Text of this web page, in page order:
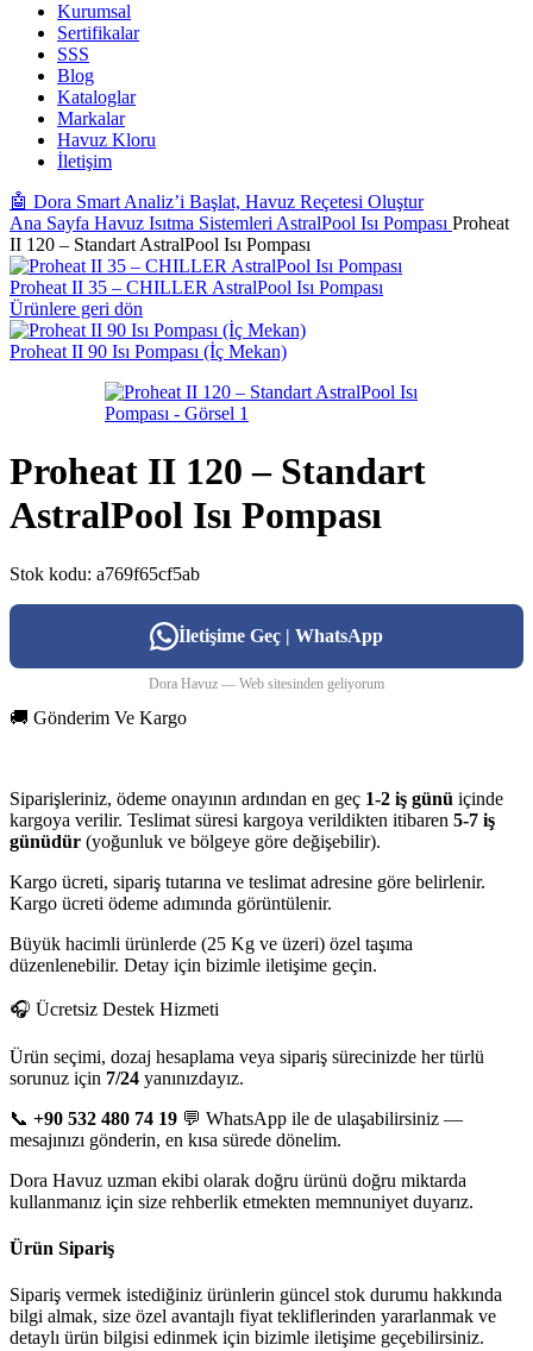
Kurumsal
Sertifikalar
SSS
Blog
Kataloglar
Markalar
Havuz Kloru
İletişim
🤖 Dora Smart Analiz’i Başlat, Havuz Reçetesi Oluştur
Ana Sayfa Havuz Isıtma Sistemleri AstralPool Isı Pompası Proheat
II 120 – Standart AstralPool Isı Pompası
Proheat II 35 – CHILLER AstralPool Isı Pompası
Ürünlere geri dön
Proheat II 90 Isı Pompası (İç Mekan)
Proheat II 120 – Standart
AstralPool Isı Pompası
Stok kodu: a769f65cf5ab
İletişime Geç | WhatsApp
Dora Havuz — Web sitesinden geliyorum
🚚 Gönderim Ve Kargo
Siparişleriniz, ödeme onayının ardından en geç 1-2 iş günü içinde
kargoya verilir. Teslimat süresi kargoya verildikten itibaren 5-7 iş
günüdür (yoğunluk ve bölgeye göre değişebilir).
Kargo ücreti, sipariş tutarına ve teslimat adresine göre belirlenir.
Kargo ücreti ödeme adımında görüntülenir.
Büyük hacimli ürünlerde (25 Kg ve üzeri) özel taşıma
düzenlenebilir. Detay için bizimle iletişime geçin.
🎧 Ücretsiz Destek Hizmeti
Ürün seçimi, dozaj hesaplama veya sipariş sürecinizde her türlü
sorunuz için 7/24 yanınızdayız.
📞 +90 532 480 74 19 💬 WhatsApp ile de ulaşabilirsiniz —
mesajınızı gönderin, en kısa sürede dönelim.
Dora Havuz uzman ekibi olarak doğru ürünü doğru miktarda
kullanmanız için size rehberlik etmekten memnuniyet duyarız.
Ürün Sipariş
Sipariş vermek istediğiniz ürünlerin güncel stok durumu hakkında
bilgi almak, size özel avantajlı fiyat tekliflerinden yararlanmak ve
detaylı ürün bilgisi edinmek için bizimle iletişime geçebilirsiniz.